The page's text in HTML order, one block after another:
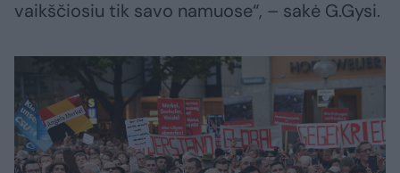
vaikščiosiu tik savo namuose“, – sakė G.Gysi.